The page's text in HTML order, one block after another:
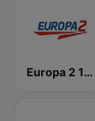
Europa 2 104.8 FM